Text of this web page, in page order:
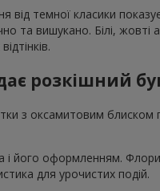
темної класики
та вишукано. Білі,
розкішний
з оксамитовим
його оформленням.
для урочистих подій.